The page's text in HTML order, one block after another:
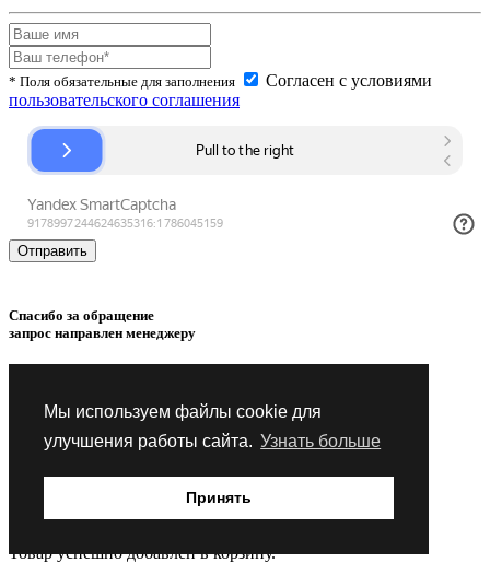
Мы используем файлы cookie для
улучшения работы сайта. Узнать больше
Принять
* Поля обязательные для заполнения
Согласен с условиями
пользовательского соглашения
Спасибо за обращение
запрос направлен менеджеру
Товар успешноудалениз сравнения.
Товар успешнодобавленв избранное.
Товар успешнодобавленв корзину.